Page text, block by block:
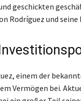
geschickten
und seine
einem der
Vermögen bei.